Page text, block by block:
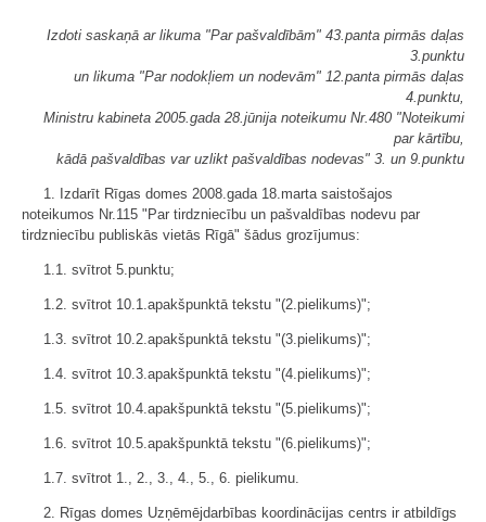
Izdoti saskaņā ar likuma "Par pašvaldībām" 43.panta pirmās daļas
3.punktu
un likuma "Par nodokļiem un nodevām" 12.panta pirmās daļas
4.punktu,
Ministru kabineta 2005.gada 28.jūnija noteikumu Nr.480 "Noteikumi
par kārtību,
kādā pašvaldības var uzlikt pašvaldības nodevas" 3. un 9.punktu
1. Izdarīt Rīgas domes 2008.gada 18.marta saistošajos
noteikumos Nr.115 "Par tirdzniecību un pašvaldības nodevu par
tirdzniecību publiskās vietās Rīgā" šādus grozījumus:
1.1. svītrot 5.punktu;
1.2. svītrot 10.1.apakšpunktā tekstu "(2.pielikums)";
1.3. svītrot 10.2.apakšpunktā tekstu "(3.pielikums)";
1.4. svītrot 10.3.apakšpunktā tekstu "(4.pielikums)";
1.5. svītrot 10.4.apakšpunktā tekstu "(5.pielikums)";
1.6. svītrot 10.5.apakšpunktā tekstu "(6.pielikums)";
1.7. svītrot 1., 2., 3., 4., 5., 6. pielikumu.
2. Rīgas domes Uzņēmējdarbības koordinācijas centrs ir atbildīgs